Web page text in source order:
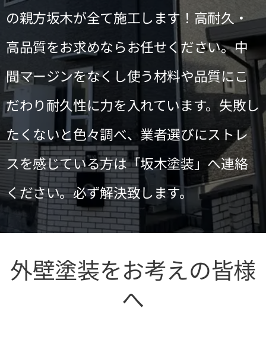
の親方坂木が全て施工します！高耐久・
高品質をお求めならお任せください。中
間マージンをなくし使う材料や品質にこ
だわり耐久性に力を入れています。失敗し
たくないと色々調べ、業者選びにストレ
スを感じている方は「坂木塗装」へ連絡
ください。必ず解決致します。
外壁塗装をお考えの皆様
へ